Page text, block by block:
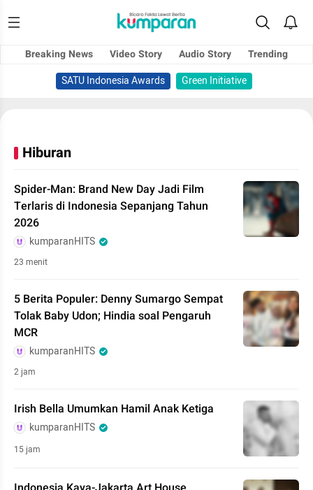
Breaking News Video Story Audio Story
Trending
SATU Indonesia Awards
Green Initiative
Hiburan
Spider-Man: Brand New Day Jadi Film
Terlaris di Indonesia Sepanjang Tahun
2026
kumparanHITS
23 menit
5 Berita Populer: Denny Sumargo Sempat
Tolak Baby Udon; Hindia soal Pengaruh
MCR
kumparanHITS
2 jam
Irish Bella Umumkan Hamil Anak Ketiga
kumparanHITS
15 jam